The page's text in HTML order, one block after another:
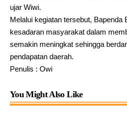
ujar Wiwi.
Melalui kegiatan tersebut, Bapenda
kesadaran masyarakat dalam
semakin meningkat sehingga
pendapatan daerah.
Penulis : Owi
You Might Also Like